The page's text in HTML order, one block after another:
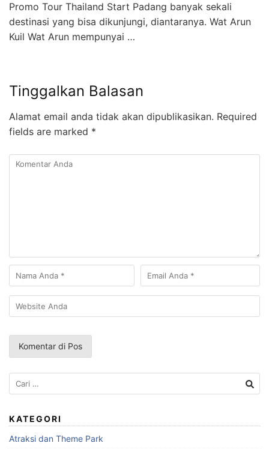
Promo Tour Thailand Start Padang banyak sekali
destinasi yang bisa dikunjungi, diantaranya. Wat Arun
Kuil Wat Arun mempunyai …
Tinggalkan Balasan
Alamat email anda tidak akan dipublikasikan. Required
fields are marked *
Cari
untuk:
KATEGORI
Atraksi dan Theme Park